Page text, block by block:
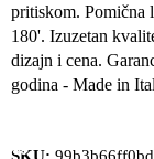
pritiskom. Pomična
180'. Izuzetan
dizajn i cena.
godina - Made in
SKU: 99b3b66ff0bd